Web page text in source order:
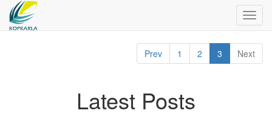
Prev 1 2 3 Next
Latest Posts